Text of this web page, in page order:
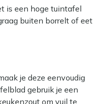
is een hoge tuintafel
buiten borrelt of eet
makkelijk aan of
en het grijze rope in
stevig maar
ovale vorm oogt de
je deze eenvoudig
gebruik je een
om vuil te